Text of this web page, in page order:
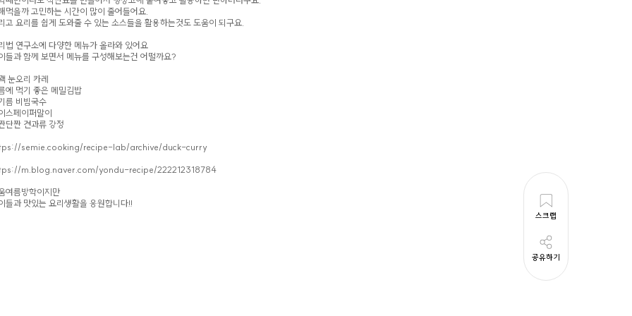
스크랩
공유하기
먹을까 고민하는 시간이 많이 줄어들어요.
고 요리를 쉽게 도와줄 수 있는 소스들을 활용하는것도 도움이 되구요.
법 연구소에 다양한 메뉴가 올라와 있어요
들과 함께 보면서 메뉴를 구성해보는건 어떨까요?
눈오리 카레
에 먹기 좋은 메밀김밥
름 비빔국수
스페이퍼말이
단짠 견과류 강정
semie.cooking/recipe-lab/archive/duck-curry
m.blog.naver.com/yondu-recipe/222212318784
여름방학이지만
들과 맛있는 요리생활을 응원합니다!!